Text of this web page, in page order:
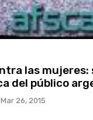
las mujeres:
del público
Mar 26, 2015